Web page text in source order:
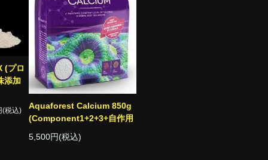
(プロ
添加
(税込)
Aquaforest Calcium 850g
(Component1+2+3+自作用
5,500円(税込)